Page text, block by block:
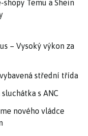
shopy Temu a Shein
– Vysoký výkon za
střední třída
s ANC
nového vládce